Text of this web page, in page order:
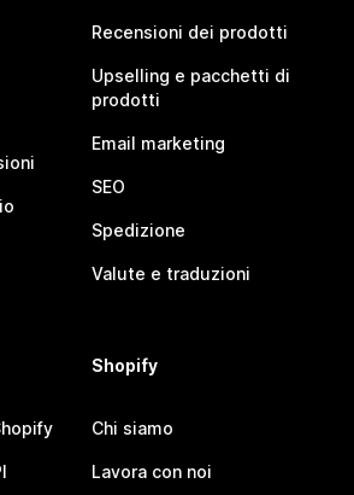
Recensioni dei prodotti
Upselling e pacchetti di
prodotti
Email marketing
SEO
Spedizione
Valute e traduzioni
Shopify
Chi siamo
Lavora con noi